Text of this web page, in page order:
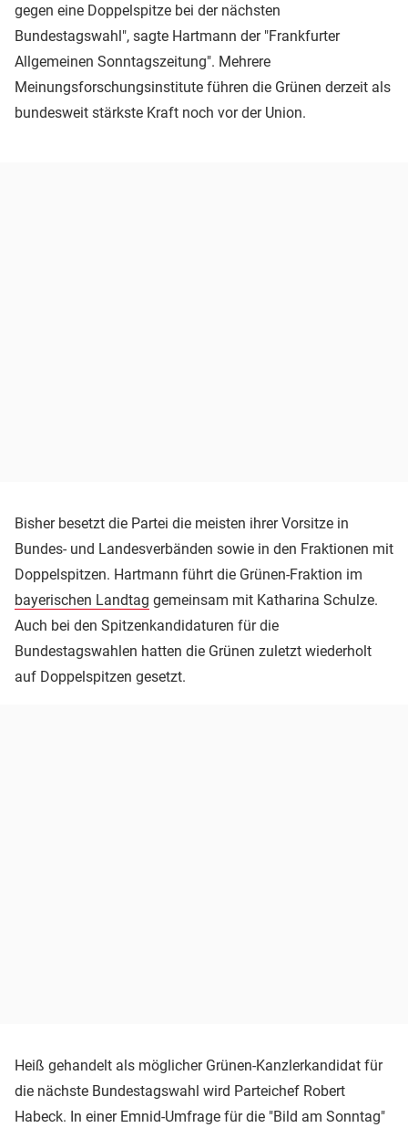
gegen eine Doppelspitze bei der nächsten
Bundestagswahl", sagte Hartmann der "Frankfurter
Allgemeinen Sonntagszeitung". Mehrere
Meinungsforschungsinstitute führen die Grünen derzeit als
bundesweit stärkste Kraft noch vor der Union.
Bisher besetzt die Partei die meisten ihrer Vorsitze in
Bundes- und Landesverbänden sowie in den Fraktionen mit
Doppelspitzen. Hartmann führt die Grünen-Fraktion im
bayerischen Landtag gemeinsam mit Katharina Schulze.
Auch bei den Spitzenkandidaturen für die
Bundestagswahlen hatten die Grünen zuletzt wiederholt
auf Doppelspitzen gesetzt.
Heiß gehandelt als möglicher Grünen-Kanzlerkandidat für
die nächste Bundestagswahl wird Parteichef Robert
Habeck. In einer Emnid-Umfrage für die "Bild am Sonntag"